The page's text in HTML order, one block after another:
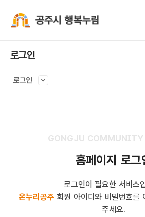
로그인
로그인
GONGJU COMMUNITY
홈페이지 로그
로그인이 필요한 서비스
온누리공주 회원 아이디와 비밀번호를
주세요.